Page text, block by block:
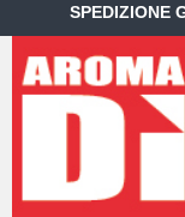
SPEDIZIONE